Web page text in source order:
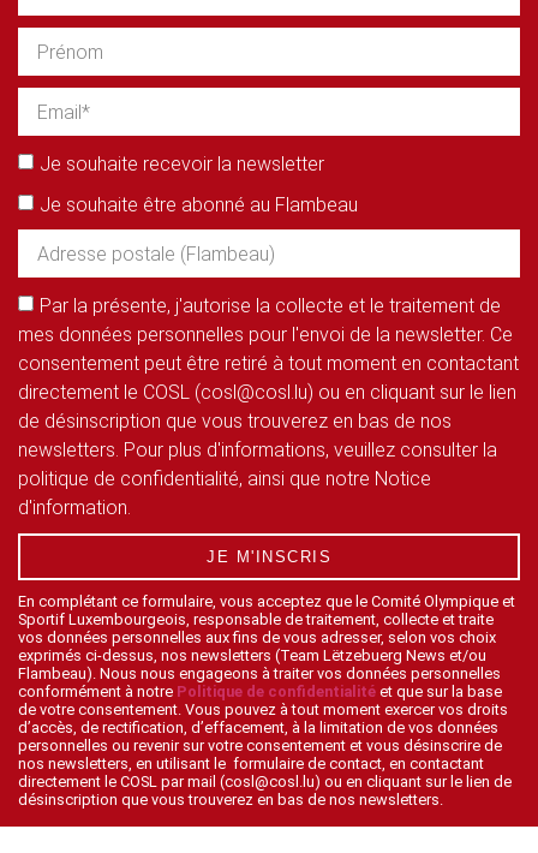
Je souhaite recevoir la newsletter
Je souhaite être abonné au Flambeau
Par la présente, j'autorise la collecte et le traitement de
mes données personnelles pour l'envoi de la newsletter. Ce
consentement peut être retiré à tout moment en contactant
directement le COSL (cosl@cosl.lu) ou en cliquant sur le lien
de désinscription que vous trouverez en bas de nos
newsletters. Pour plus d'informations, veuillez consulter la
politique de confidentialité, ainsi que notre Notice
d'information.
JE M'INSCRIS
En complétant ce formulaire, vous acceptez que le Comité Olympique et
Sportif Luxembourgeois, responsable de traitement, collecte et traite
vos données personnelles aux fins de vous adresser, selon vos choix
exprimés ci-dessus, nos newsletters (Team Lëtzebuerg News et/ou
Flambeau). Nous nous engageons à traiter vos données personnelles
conformément à notre Politique de confidentialité et que sur la base
de votre consentement. Vous pouvez à tout moment exercer vos droits
d’accès, de rectification, d’effacement, à la limitation de vos données
personnelles ou revenir sur votre consentement et vous désinscrire de
nos newsletters, en utilisant le formulaire de contact, en contactant
directement le COSL par mail (cosl@cosl.lu) ou en cliquant sur le lien de
désinscription que vous trouverez en bas de nos newsletters.